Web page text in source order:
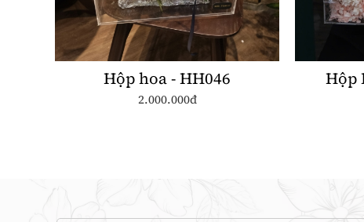
Hộp hoa - HH046
2.000.000đ
Hộp